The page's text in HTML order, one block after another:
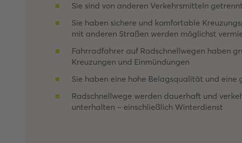
Sie sind von anderen Verkehrsmitteln getrennt
Sie haben sichere und komfortable
mit anderen Straßen werden möglichst
Fahrradfahrer auf Radschnellwegen haben
Kreuzungen und Einmündungen
Sie haben eine hohe Belagsqualität und eine
Radschnellwege werden dauerhaft und
unterhalten – einschließlich Winterdienst